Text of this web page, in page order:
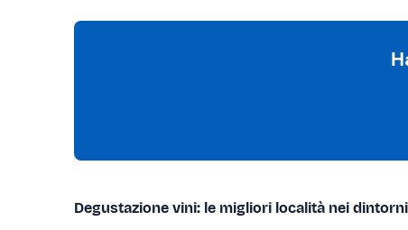
Degustazione vini: le migliori località nei dintorni